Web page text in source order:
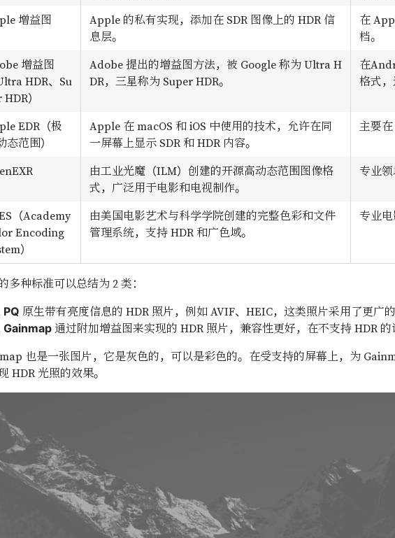
增益图
Apple 的私有实现，添加在 SDR 图像上的 HDR 信
息层。
在
档。
增益图
HDR、Su
）
Adobe 提出的增益图方法，被 Google 称为 Ultra H
DR，三星称为 Super HDR。
在
格式，
EDR（极
态范围）
Apple 在 macOS 和 iOS 中使用的技术，允许在同
一屏幕上显示 SDR 和 HDR 内容。
主要
由工业光魔（ILM）创建的开源高动态范围图像格
式，广泛用于电影和电视制作。
专业
（Academy
Encoding
）
由美国电影艺术与科学学院创建的完整色彩和文件
管理系统，支持 HDR 和广色域。
专业电
多种标准可以总结为 2 类：
PQ 原生带有亮度信息的 HDR 照片，例如 AVIF、HEIC，这类照片采用了更广
Gainmap 通过附加增益图来实现的 HDR 照片，兼容性更好，在不支持 HDR
也是一张图片，它是灰色的，可以是彩色的。在受支持的屏幕上，为
HDR 光照的效果。